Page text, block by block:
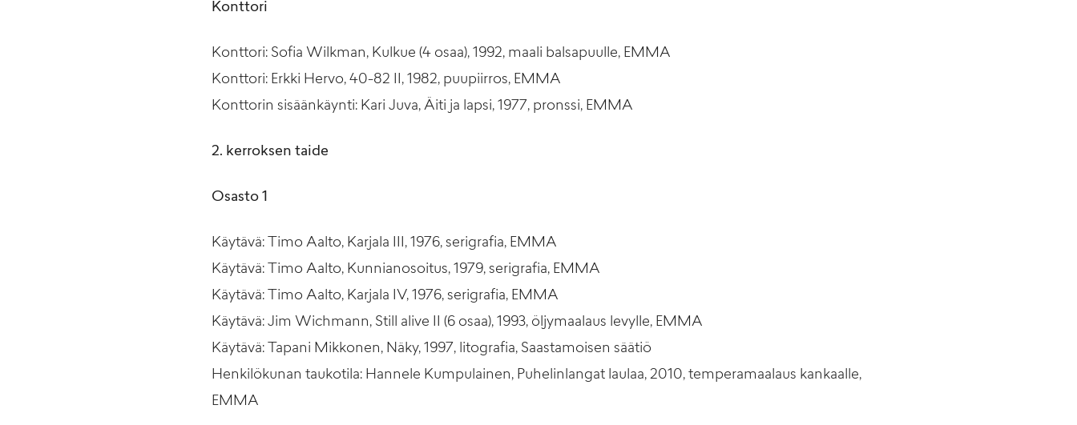
Konttori
Konttori: Sofia Wilkman, Kulkue (4 osaa), 1992, maali balsapuulle, EMMA
Konttori: Erkki Hervo, 40-82 II, 1982, puupiirros, EMMA
Konttorin sisäänkäynti: Kari Juva, Äiti ja lapsi, 1977, pronssi, EMMA
2. kerroksen taide
Osasto 1
Käytävä: Timo Aalto, Karjala III, 1976, serigrafia, EMMA
Käytävä: Timo Aalto, Kunnianosoitus, 1979, serigrafia, EMMA
Käytävä: Timo Aalto, Karjala IV, 1976, serigrafia, EMMA
Käytävä: Jim Wichmann, Still alive II (6 osaa), 1993, öljymaalaus levylle, EMMA
Käytävä: Tapani Mikkonen, Näky, 1997, litografia, Saastamoisen säätiö
Henkilökunan taukotila: Hannele Kumpulainen, Puhelinlangat laulaa, 2010, temperamaalaus kankaalle,
EMMA